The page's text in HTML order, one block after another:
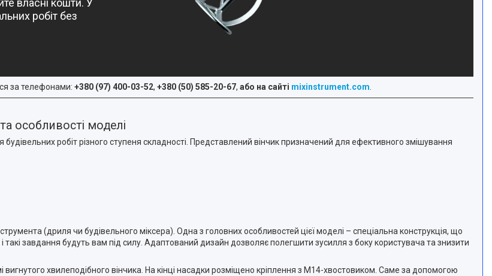
власні кошти. У
робіт без
за телефонами: +380 (97) 400-03-52, +380 (50) 585-20-67, або на сайті mixinstrument.com
особливості моделі
робіт різного ступеня складності. Представлений вінчик призначений для ефективного змішування
(дриля чи будівельного міксера). Одна з головних особливостей цієї моделі – спеціальна конструкція, що
такі завдання будуть вам під силу. Адаптований дизайн дозволяє полегшити зусилля з боку користувача та знизити
хвилеподібного вінчика. На кінці насадки розміщено кріплення з М14-хвостовиком. Саме за допомогою